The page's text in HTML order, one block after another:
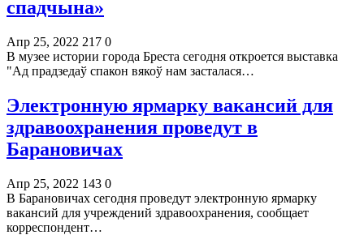
спадчына»
Апр 25, 2022 217 0
В музее истории города Бреста сегодня откроется выставка
"Ад прадзедаў спакон вякоў нам засталася…
Электронную ярмарку вакансий для
здравоохранения проведут в
Барановичах
Апр 25, 2022 143 0
В Барановичах сегодня проведут электронную ярмарку
вакансий для учреждений здравоохранения, сообщает
корреспондент…